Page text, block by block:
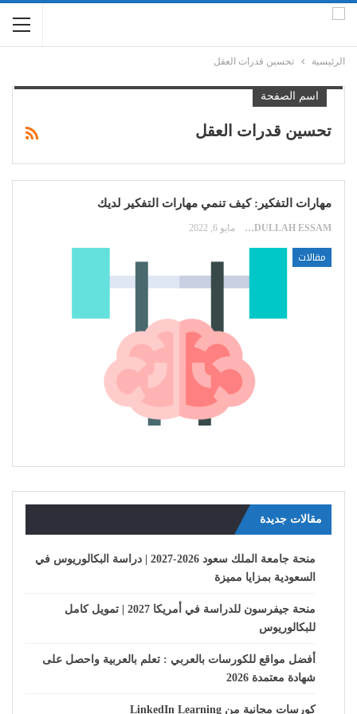
الرئيسية تحسين قدرات العقل
اسم الصفحة
تحسين قدرات العقل
مهارات التفكير: كيف تنمي مهارات التفكير لديك
ABDULLAH ESSAM مايو 6, 2022
مقالات
مقالات جديدة
منحة جامعة الملك سعود 2026-2027 | دراسة البكالوريوس في
السعودية بمزايا مميزة
منحة جيفرسون للدراسة في أمريكا 2027 | تمويل كامل
للبكالوريوس
أفضل مواقع للكورسات بالعربي : تعلم بالعربية واحصل على
شهادة معتمدة 2026
كورسات مجانية من LinkedIn Learning